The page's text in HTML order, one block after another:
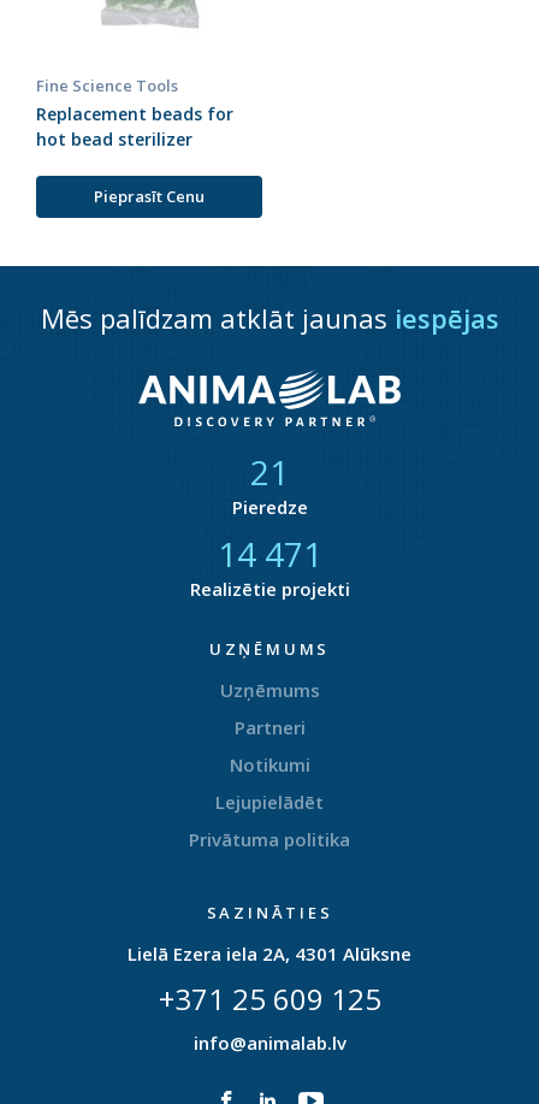
Fine Science Tools
Replacement beads for
hot bead sterilizer
Pieprasīt Cenu
Mēs palīdzam atklāt jaunas iespējas
21
Pieredze
14 785
Realizētie projekti
UZŅĒMUMS
Uzņēmums
Partneri
Notikumi
Lejupielādēt
Privātuma politika
SAZINĀTIES
Lielā Ezera iela 2A, 4301 Alūksne
+371 25 609 125
info@animalab.lv